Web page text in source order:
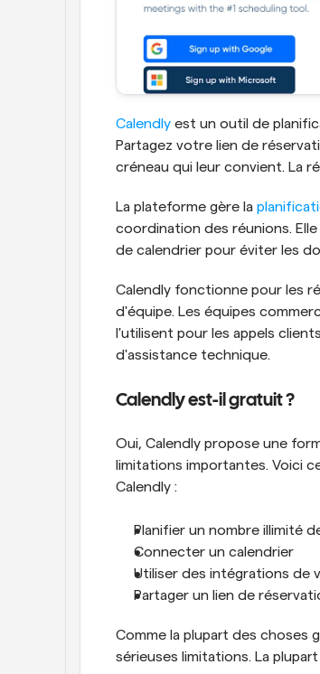
Calendly est un outil de
Partagez votre lien de
créneau qui leur convient. La
La plateforme gère la
coordination des réunions.
de calendrier pour éviter les
Calendly fonctionne pour les
d'équipe. Les équipes
l'utilisent pour les appels
d'assistance technique.
Calendly est-il gratuit ?
Oui, Calendly propose une
limitations importantes. Voici
Calendly :
Planifier un nombre illimité
Connecter un calendrier
Utiliser des intégrations de
Partager un lien de
Comme la plupart des choses
sérieuses limitations. La